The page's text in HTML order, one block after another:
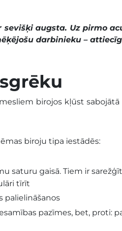
augsta. Uz pirmo
darbinieku –
birojos kļūst
biroju tipa iestādēs:
saturu gaisā. Tiem ir
tīrīt
pazīmes, bet, proti: